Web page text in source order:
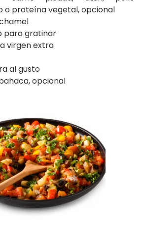
o proteína vegetal, opcional
para gratinar
virgen extra
al gusto
opcional